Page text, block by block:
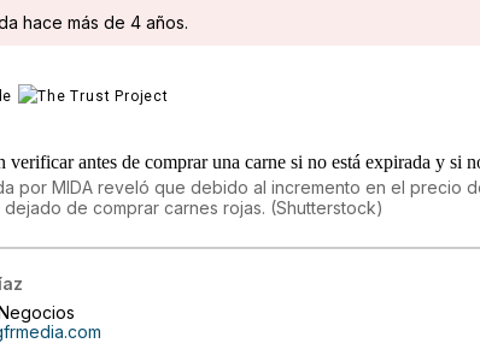
hace más de 4 años.
por MIDA reveló que debido al incremento en el precio
de comprar carnes rojas. (Shutterstock)